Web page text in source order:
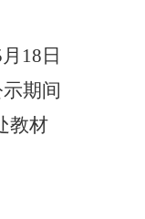
月 18 日
期间
教材